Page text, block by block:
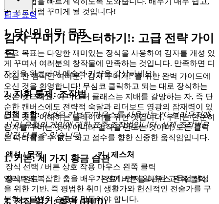
곧 프로처럼 꾸미게 될 것입니다!
1. 당신의 임무: 목표
주요 목표는 다양한 재미있는 장식을 사용하여 감자를 개성 있
게 꾸며서 여러분의 창작물에 만족하는 것입니다. 만족하면 디
자인을 완료하여 예술적 기량을 감상하세요!
2. 지휘 통제: 조작법
면책 조항: 이것은 키보드/마우스를 사용하는 PC 브라우저에
서 이 유형의 게임에 대한 표준 조작법입니다. 실제 조작법은
약간 다를 수 있습니다.
액션 / 목적
키 / 제스처
장식 선택 / 버튼 상호 작용 마우스 왼쪽 클릭
장식 완료
"완료" 버튼을 마우스 왼쪽 클릭
3. 전장 읽기: 화면 (HUD)
팁과 요령
감자 꾸미기 마스터하기!: 고급 전략 가이
드
야심 찬 챔피언 여러분, "감자 꾸미기!"를 위한 완벽 가이드에
오신 것을 환영합니다! 무심코 클릭하고 되는 대로 장식하는
것은 잊으세요. 이 마스터 클래스는 지배를 갈망하는 자, 즉 단
순한 캔버스에도 전략적 숙달과 리더보드 영광의 잠재력이 있
다는 것을 이해하는 플레이어를 위한 것입니다. 우리는 단순히
감자를 꾸미는 것이 아니라 걸작을 만드는 것이며, 모든 클릭
은 따라잡을 수 없는 최고 점수를 향한 신중한 움직임입니다.
1. 기본: 세 가지 황금 습관
엘리트의 복잡한 춤을 배우기 전에, 먼저 일관된 고득점 생성
을 위한 기반, 즉 평범한 취미 생활가와 헌신적인 전술가를 구
분하는 불변의 습관을 만들어야 합니다.